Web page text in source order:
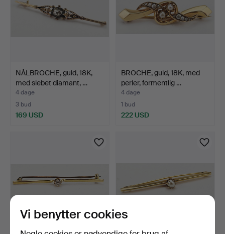
NÅLBROCHE, guld, 18K,
med slebet diamant, …
4 dage
3 bud
169 USD
BROCHE, guld, 18K, med
perler, formentlig …
4 dage
1 bud
222 USD
Vi benytter cookies